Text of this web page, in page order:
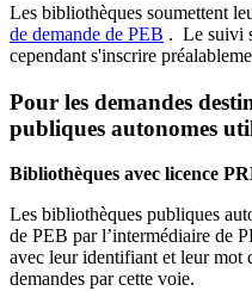
Les bibliothèques soumettent
de demande de PEB . Le suivi
cependant s'inscrire
Pour les demandes
publiques autonomes
Bibliothèques avec licence
Les bibliothèques publiques
de PEB par l’intermédiaire de
avec leur identifiant et leur mot
demandes par cette voie.